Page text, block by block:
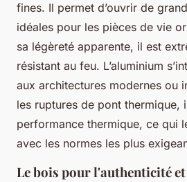
fines. Il permet d’ouvrir de
idéales pour les pièces de vie
sa légèreté apparente, il est
résistant au feu. L’aluminium
aux architectures modernes ou
les ruptures de pont thermique,
performance thermique, ce qui
avec les normes les plus
Le bois pour l'authenticité